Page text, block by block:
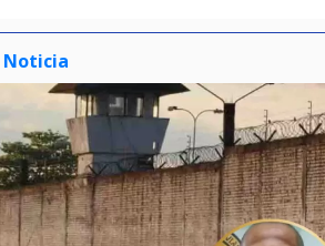
Noticia